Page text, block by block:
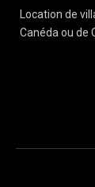
Location de
Canéda ou de